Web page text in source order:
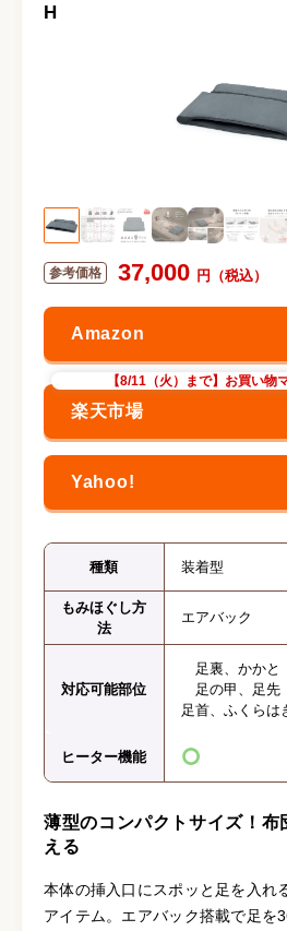
H
37,000
【8/11（火）まで】お買い物
種類 装着型
もみほぐし方
法
エアバック
対応可能部位
足裏、かかと
足の甲、足先
足首、ふくらは
ヒーター機能
薄型のコンパクトサイズ！布
える
本体の挿入口にスポッと足を入れ
アイテム。エアバック搭載で足を